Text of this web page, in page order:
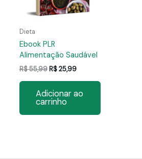
Dieta
Ebook PLR
Alimentação Saudável
R$55,99 O
era:
R$ 55,99.
R$25,99O
é:
Adicionar ao
carrinho